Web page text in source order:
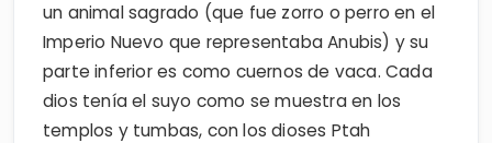
un animal sagrado (que fue zorro o perro en el
Imperio Nuevo que representaba Anubis) y su
parte inferior es como cuernos de vaca. Cada
dios tenía el suyo como se muestra en los
templos y tumbas, con los dioses Ptah